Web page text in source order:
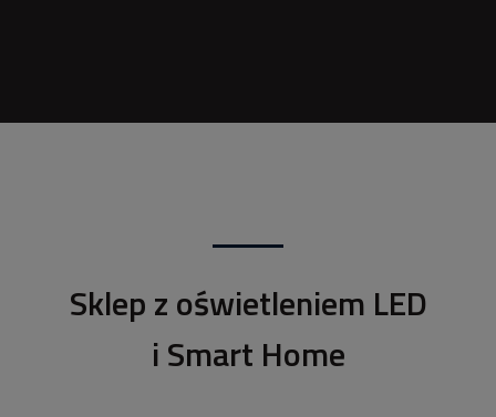
Sklep z oświetleniem LED
i Smart Home